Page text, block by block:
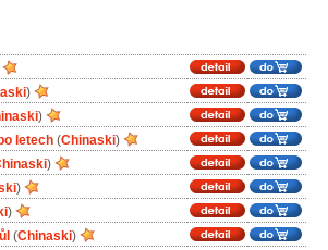
)
)
letech (Chinaski)
)
)
)
(Chinaski)